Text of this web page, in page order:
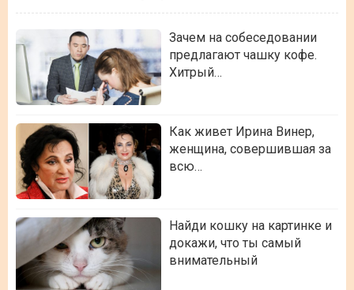
Зачем на собеседовании
предлагают чашку кофе.
Хитрый…
Как живет Ирина Винер,
женщина, совершившая за
всю…
Найди кошку на картинке и
докажи, что ты самый
внимательный